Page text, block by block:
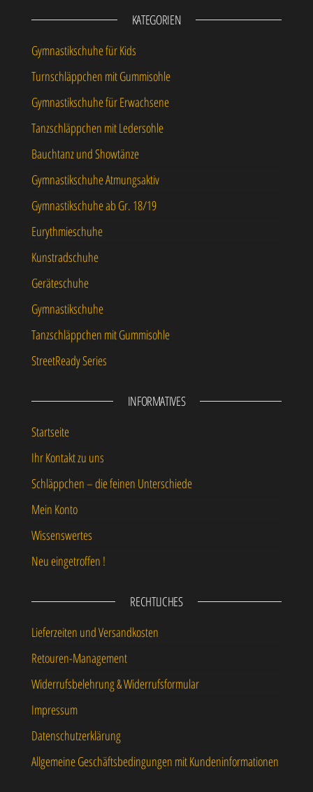
KATEGORIEN
Gymnastikschuhe für Kids
Turnschläppchen mit Gummisohle
Gymnastikschuhe für Erwachsene
Tanzschläppchen mit Ledersohle
Bauchtanz und Showtänze
Gymnastikschuhe Atmungsaktiv
Gymnastikschuhe ab Gr. 18/19
Eurythmieschuhe
Kunstradschuhe
Geräteschuhe
Gymnastikschuhe
Tanzschläppchen mit Gummisohle
StreetReady Series
INFORMATIVES
Startseite
Ihr Kontakt zu uns
Schläppchen – die feinen Unterschiede
Mein Konto
Wissenswertes
Neu eingetroffen !
RECHTLICHES
Lieferzeiten und Versandkosten
Retouren-Management
Widerrufsbelehrung & Widerrufsformular
Impressum
Datenschutzerklärung
Allgemeine Geschäftsbedingungen mit Kundeninformationen